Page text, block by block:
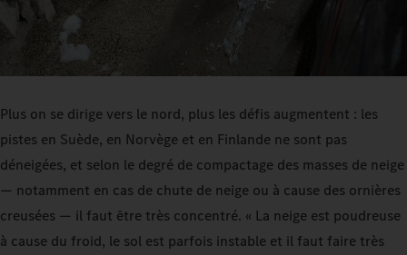
Plus on se dirige vers le nord, plus les défis augmentent : les
pistes en Suède, en Norvège et en Finlande ne sont pas
déneigées, et selon le degré de compactage des masses de neige
— notamment en cas de chute de neige ou à cause des ornières
creusées — il faut être très concentré. « La neige est poudreuse
à cause du froid, le sol est parfois instable et il faut faire très